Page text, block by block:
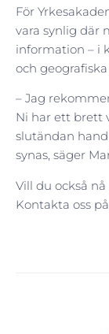
För
vara synlig där
information – i
och
– Jag
Ni har ett brett
slutändan
synas, säger
Vill du också
Kontakta oss på